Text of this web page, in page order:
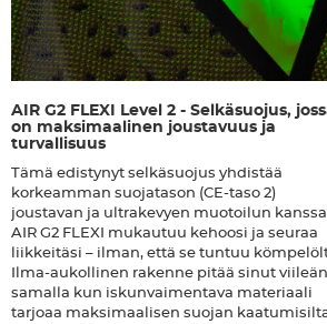
AIR G2 FLEXI Level 2 - Selkäsuojus,
on maksimaalinen joustavuus ja
turvallisuus
Tämä edistynyt selkäsuojus yhdistää
korkeamman suojatason (CE-taso 2)
joustavan ja ultrakevyen muotoilun kanssa.
AIR G2 FLEXI mukautuu kehoosi ja seuraa
liikkeitäsi – ilman, että se tuntuu
Ilma-aukollinen rakenne pitää sinut
samalla kun iskunvaimentava materiaali
tarjoaa maksimaalisen suojan